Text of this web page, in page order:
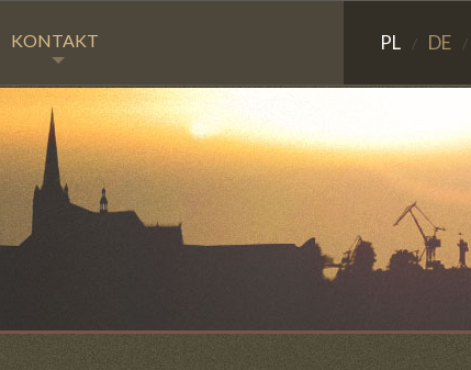
KONTAKT PL / DE /